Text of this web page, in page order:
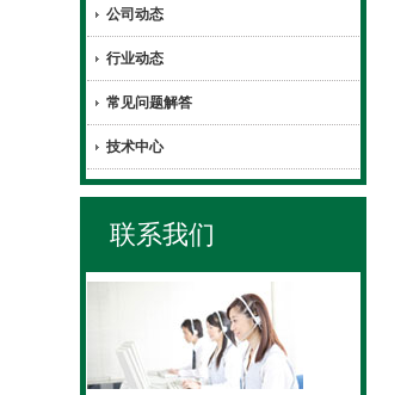
公司动态
行业动态
常见问题解答
技术中心
联系我们